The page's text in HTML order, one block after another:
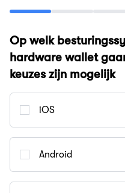
Op welk
hardware wallet
keuzes zijn mogelijk
iOS
Android